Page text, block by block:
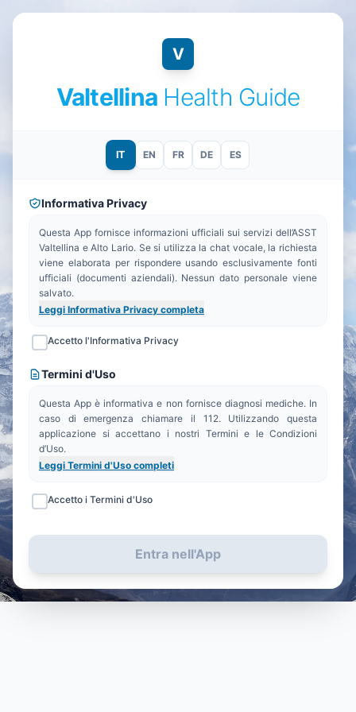
V
Valtellina Health Guide
IT EN FR DE ES
Informativa Privacy
Questa App fornisce informazioni ufficiali sui servizi dell’ASST
Valtellina e Alto Lario. Se si utilizza la chat vocale, la richiesta
viene elaborata per rispondere usando esclusivamente fonti
ufficiali (documenti aziendali). Nessun dato personale viene
salvato.
Leggi Informativa Privacy completa
Accetto l'Informativa Privacy
Termini d'Uso
Questa App è informativa e non fornisce diagnosi mediche. In
caso di emergenza chiamare il 112. Utilizzando questa
applicazione si accettano i nostri Termini e le Condizioni
d’Uso.
Leggi Termini d'Uso completi
Accetto i Termini d'Uso
Entra nell'App